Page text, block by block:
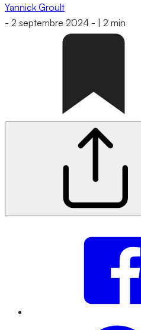
Yannick Groult
- 2 septembre 2024 - 2 min